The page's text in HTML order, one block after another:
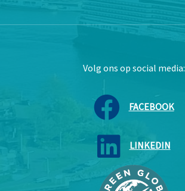
Volg ons op social media:
FACEBOOK
LINKEDIN